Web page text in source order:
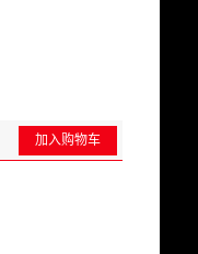
加入购物车